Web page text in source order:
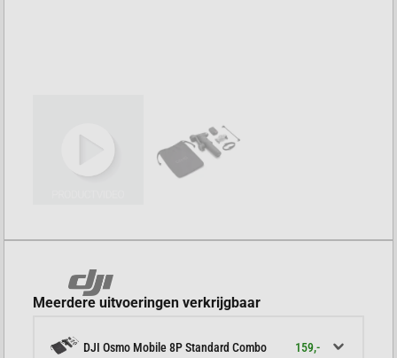
Meerdere uitvoeringen verkrijgbaar
DJI Osmo Mobile 8P Standard Combo 159,-